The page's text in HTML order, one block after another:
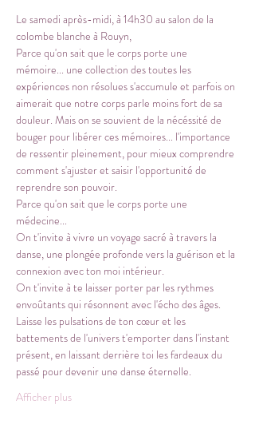
Le samedi après-midi, à 14h30 au salon de la
colombe blanche à Rouyn,
Parce qu'on sait que le corps porte une
mémoire... une collection des toutes les
expériences non résolues s'accumule et parfois on
aimerait que notre corps parle moins fort de sa
douleur. Mais on se souvient de la nécéssité de
bouger pour libérer ces mémoires... l'importance
de ressentir pleinement, pour mieux comprendre
comment s'ajuster et saisir l'opportunité de
reprendre son pouvoir.
Parce qu'on sait que le corps porte une
médecine...
On t'invite à vivre un voyage sacré à travers la
danse, une plongée profonde vers la guérison et la
connexion avec ton moi intérieur.
On t'invite à te laisser porter par les rythmes
envoûtants qui résonnent avec l'écho des âges.
Laisse les pulsations de ton cœur et les
battements de l'univers t'emporter dans l'instant
présent, en laissant derrière toi les fardeaux du
passé pour devenir une danse éternelle.
Afficher plus